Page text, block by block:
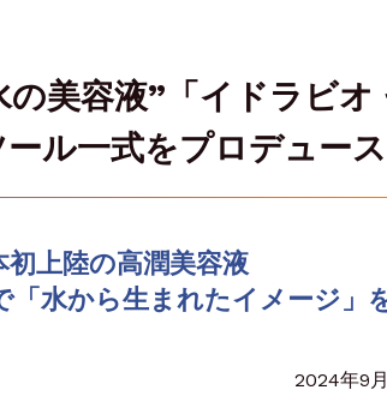
美容液”「イドラビオ
ル一式をプロデュース
上陸の高潤美容液
水から生まれたイメージ」
2024年9